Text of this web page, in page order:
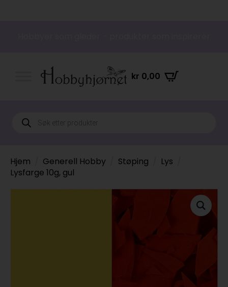
kr 0,00
Products
search
Hjem Generell Hobby Støping
Lys
Lysfarge 10g, gul